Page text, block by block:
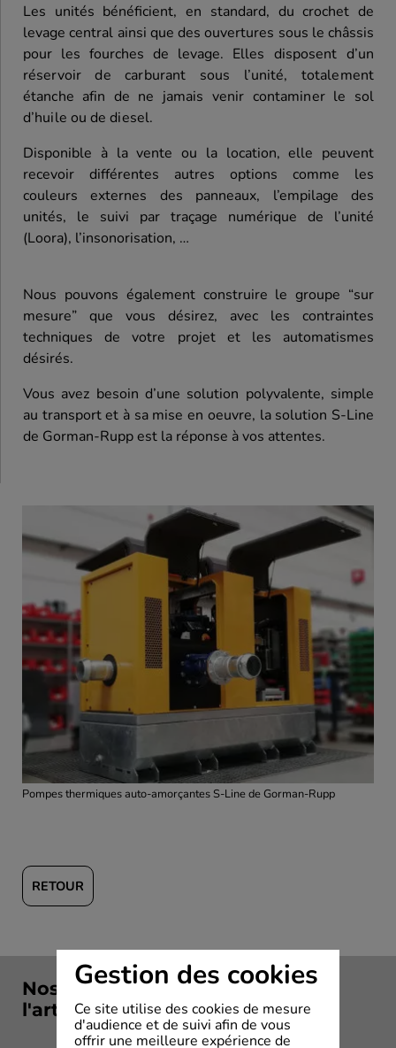
Pompes thermiques auto-amorçantes S-Line de Gorman-Rupp
Les unités bénéficient, en standard, du crochet de
levage central ainsi que des ouvertures sous le châssis
pour les fourches de levage. Elles disposent d’un
réservoir de carburant sous l’unité, totalement
étanche afin de ne jamais venir contaminer le sol
d’huile ou de diesel.
Disponible à la vente ou la location, elle peuvent
recevoir différentes autres options comme les
couleurs externes des panneaux, l’empilage des
unités, le suivi par traçage numérique de l’unité
(Loora), l’insonorisation, …
Nous pouvons également construire le groupe “sur
mesure” que vous désirez, avec les contraintes
techniques de votre projet et les automatismes
désirés.
Vous avez besoin d’une solution polyvalente, simple
au transport et à sa mise en oeuvre, la solution S-Line
de Gorman-Rupp est la réponse à vos attentes.
RETOUR
Nos solutions en rapport avec
l'article
Gestion des cookies
Ce site utilise des cookies de mesure
d'audience et de suivi afin de vous
offrir une meilleure expérience de